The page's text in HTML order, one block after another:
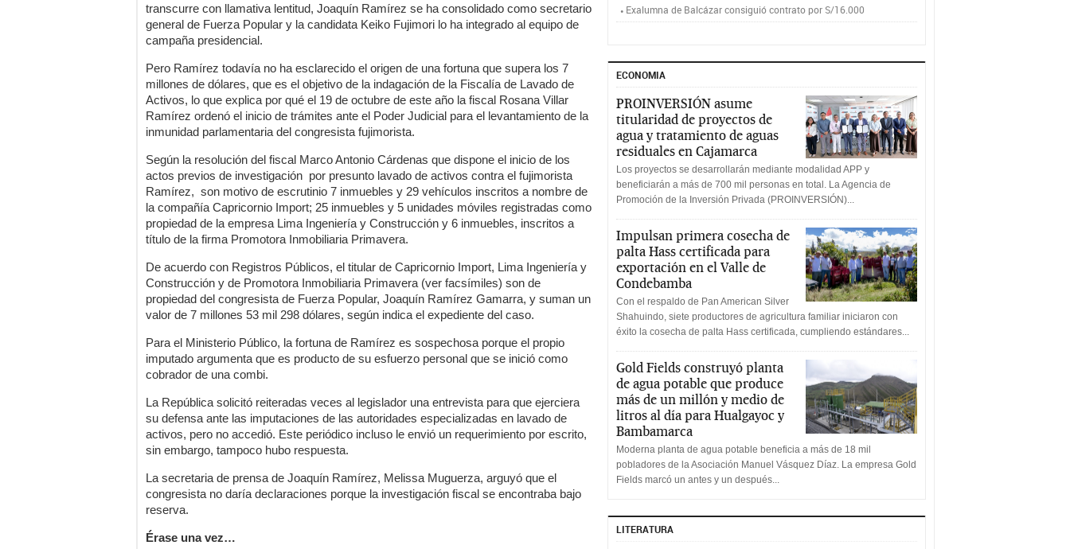
transcurre con llamativa lentitud, Joaquín Ramírez se ha consolidado como secretario
general de Fuerza Popular y la candidata Keiko Fujimori lo ha integrado al equipo de
campaña presidencial.
Pero Ramírez todavía no ha esclarecido el origen de una fortuna que supera los 7
millones de dólares, que es el objetivo de la indagación de la Fiscalía de Lavado de
Activos, lo que explica por qué el 19 de octubre de este año la fiscal Rosana Villar
Ramírez ordenó el inicio de trámites ante el Poder Judicial para el levantamiento de la
inmunidad parlamentaria del congresista fujimorista.
Según la resolución del fiscal Marco Antonio Cárdenas que dispone el inicio de los
actos previos de investigación por presunto lavado de activos contra el fujimorista
Ramírez, son motivo de escrutinio 7 inmuebles y 29 vehículos inscritos a nombre de
la compañía Capricornio Import; 25 inmuebles y 5 unidades móviles registradas como
propiedad de la empresa Lima Ingeniería y Construcción y 6 inmuebles, inscritos a
título de la firma Promotora Inmobiliaria Primavera.
De acuerdo con Registros Públicos, el titular de Capricornio Import, Lima Ingeniería y
Construcción y de Promotora Inmobiliaria Primavera (ver facsímiles) son de
propiedad del congresista de Fuerza Popular, Joaquín Ramírez Gamarra, y suman un
valor de 7 millones 53 mil 298 dólares, según indica el expediente del caso.
Para el Ministerio Público, la fortuna de Ramírez es sospechosa porque el propio
imputado argumenta que es producto de su esfuerzo personal que se inició como
cobrador de una combi.
La República solicitó reiteradas veces al legislador una entrevista para que ejerciera
su defensa ante las imputaciones de las autoridades especializadas en lavado de
activos, pero no accedió. Este periódico incluso le envió un requerimiento por escrito,
sin embargo, tampoco hubo respuesta.
La secretaria de prensa de Joaquín Ramírez, Melissa Muguerza, arguyó que el
congresista no daría declaraciones porque la investigación fiscal se encontraba bajo
reserva.
Érase una vez…
Exalumna de Balcázar consiguió contrato por S/16.000
ECONOMIA
PROINVERSIÓN asume
titularidad de proyectos de
agua y tratamiento de aguas
residuales en Cajamarca
Los proyectos se desarrollarán mediante modalidad APP y
beneficiarán a más de 700 mil personas en total. La Agencia de
Promoción de la Inversión Privada (PROINVERSIÓN)...
Impulsan primera cosecha de
palta Hass certificada para
exportación en el Valle de
Condebamba
Con el respaldo de Pan American Silver
Shahuindo, siete productores de agricultura familiar iniciaron con
éxito la cosecha de palta Hass certificada, cumpliendo estándares...
Gold Fields construyó planta
de agua potable que produce
más de un millón y medio de
litros al día para Hualgayoc y
Bambamarca
Moderna planta de agua potable beneficia a más de 18 mil
pobladores de la Asociación Manuel Vásquez Díaz. La empresa Gold
Fields marcó un antes y un después...
LITERATURA